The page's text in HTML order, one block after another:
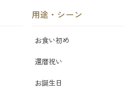
用途・シーン
お食い初め
還暦祝い
お誕生日